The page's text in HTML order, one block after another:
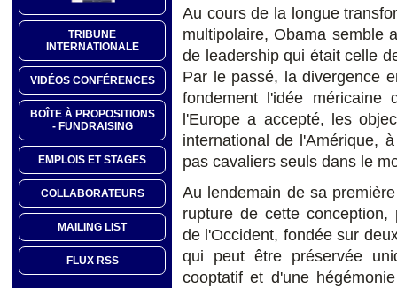
TRIBUNE
INTERNATIONALE
VIDÉOS CONFÉRENCES
BOÎTE À PROPOSITIONS
- FUNDRAISING
EMPLOIS ET STAGES
COLLABORATEURS
MAILING LIST
FLUX RSS
Au cours de la longue
multipolaire, Obama semble
de leadership qui était celle
Par le passé, la divergence
fondement l'idée
l'Europe a accepté, les
international de l'Amérique,
pas cavaliers seuls dans le
Au lendemain de sa
rupture de cette conception,
de l'Occident, fondée sur
qui peut être préservée
cooptatif et d'une